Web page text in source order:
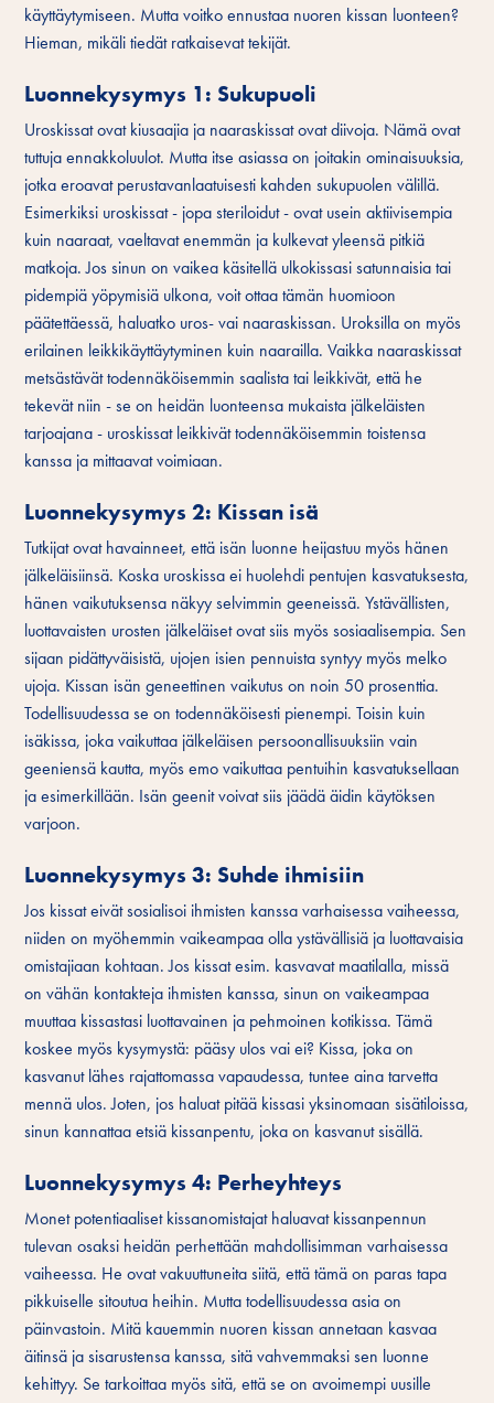
käyttäytymiseen. Mutta voitko ennustaa nuoren kissan luonteen?
Hieman, mikäli tiedät ratkaisevat tekijät.
Luonnekysymys 1: Sukupuoli
Uroskissat ovat kiusaajia ja naaraskissat ovat diivoja. Nämä ovat
tuttuja ennakkoluulot. Mutta itse asiassa on joitakin ominaisuuksia,
jotka eroavat perustavanlaatuisesti kahden sukupuolen välillä.
Esimerkiksi uroskissat - jopa steriloidut - ovat usein aktiivisempia
kuin naaraat, vaeltavat enemmän ja kulkevat yleensä pitkiä
matkoja. Jos sinun on vaikea käsitellä ulkokissasi satunnaisia tai
pidempiä yöpymisiä ulkona, voit ottaa tämän huomioon
päätettäessä, haluatko uros- vai naaraskissan. Uroksilla on myös
erilainen leikkikäyttäytyminen kuin naarailla. Vaikka naaraskissat
metsästävät todennäköisemmin saalista tai leikkivät, että he
tekevät niin - se on heidän luonteensa mukaista jälkeläisten
tarjoajana - uroskissat leikkivät todennäköisemmin toistensa
kanssa ja mittaavat voimiaan.
Luonnekysymys 2: Kissan isä
Tutkijat ovat havainneet, että isän luonne heijastuu myös hänen
jälkeläisiinsä. Koska uroskissa ei huolehdi pentujen kasvatuksesta,
hänen vaikutuksensa näkyy selvimmin geeneissä. Ystävällisten,
luottavaisten urosten jälkeläiset ovat siis myös sosiaalisempia. Sen
sijaan pidättyväisistä, ujojen isien pennuista syntyy myös melko
ujoja. Kissan isän geneettinen vaikutus on noin 50 prosenttia.
Todellisuudessa se on todennäköisesti pienempi. Toisin kuin
isäkissa, joka vaikuttaa jälkeläisen persoonallisuuksiin vain
geeniensä kautta, myös emo vaikuttaa pentuihin kasvatuksellaan
ja esimerkillään. Isän geenit voivat siis jäädä äidin käytöksen
varjoon.
Luonnekysymys 3: Suhde ihmisiin
Jos kissat eivät sosialisoi ihmisten kanssa varhaisessa vaiheessa,
niiden on myöhemmin vaikeampaa olla ystävällisiä ja luottavaisia
omistajiaan kohtaan. Jos kissat esim. kasvavat maatilalla, missä
on vähän kontakteja ihmisten kanssa, sinun on vaikeampaa
muuttaa kissastasi luottavainen ja pehmoinen kotikissa. Tämä
koskee myös kysymystä: pääsy ulos vai ei? Kissa, joka on
kasvanut lähes rajattomassa vapaudessa, tuntee aina tarvetta
mennä ulos. Joten, jos haluat pitää kissasi yksinomaan sisätiloissa,
sinun kannattaa etsiä kissanpentu, joka on kasvanut sisällä.
Luonnekysymys 4: Perheyhteys
Monet potentiaaliset kissanomistajat haluavat kissanpennun
tulevan osaksi heidän perhettään mahdollisimman varhaisessa
vaiheessa. He ovat vakuuttuneita siitä, että tämä on paras tapa
pikkuiselle sitoutua heihin. Mutta todellisuudessa asia on
päinvastoin. Mitä kauemmin nuoren kissan annetaan kasvaa
äitinsä ja sisarustensa kanssa, sitä vahvemmaksi sen luonne
kehittyy. Se tarkoittaa myös sitä, että se on avoimempi uusille